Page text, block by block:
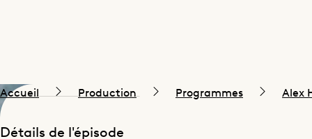
Accueil Production Programmes Alex
Détails de l'épisode